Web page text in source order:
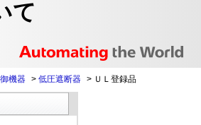
て
機器 > 低圧遮断器 > ＵＬ登録品